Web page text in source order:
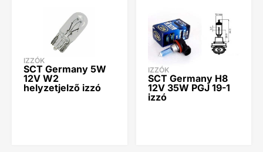
IZZÓK
SCT Germany 5W
12V W2
helyzetjelző izzó
IZZÓK
SCT Germany H8
12V 35W PGJ 19-1
izzó